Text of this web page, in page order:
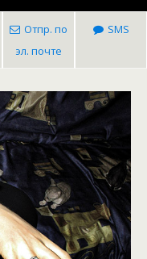
Отпр. по
эл. почте
SMS